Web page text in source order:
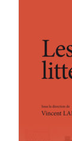
Panier